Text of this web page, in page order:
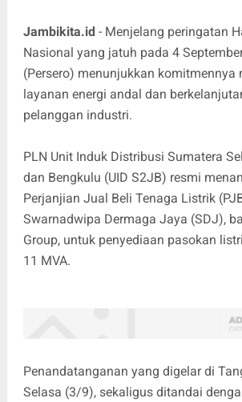
Jambikita.id- Menjelang peringatan
Nasional yang jatuh pada 4
(Persero) menunjukkan komitmennya
layanan energi andal dan
pelanggan industri.
PLN Unit Induk Distribusi Sumatera
dan Bengkulu (UID S2JB) resmi
Perjanjian Jual Beli Tenaga Listrik
Swarnadwipa Dermaga Jaya (SDJ),
Group, untuk penyediaan pasokan
11 MVA.
Penandatanganan yang digelar di
Selasa (3/9), sekaligus ditandai